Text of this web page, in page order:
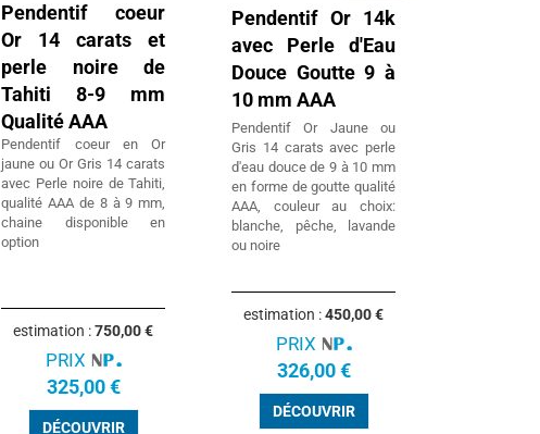
Pendentif coeur
Or 14 carats et
perle noire de
Tahiti 8-9 mm
Qualité AAA
Pendentif coeur en Or
jaune ou Or Gris 14 carats
avec Perle noire de Tahiti,
qualité AAA de 8 à 9 mm,
chaine disponible en
option
estimation :750,00 €
PRIX
325,00 €
DÉCOUVRIR
Pendentif Or 14k
avec Perle d'Eau
Douce Goutte 9 à
10 mm AAA
Pendentif Or Jaune ou
Gris 14 carats avec perle
d'eau douce de 9 à 10 mm
en forme de goutte qualité
AAA, couleur au choix:
blanche, pêche, lavande
ou noire
estimation :450,00 €
PRIX
326,00 €
DÉCOUVRIR